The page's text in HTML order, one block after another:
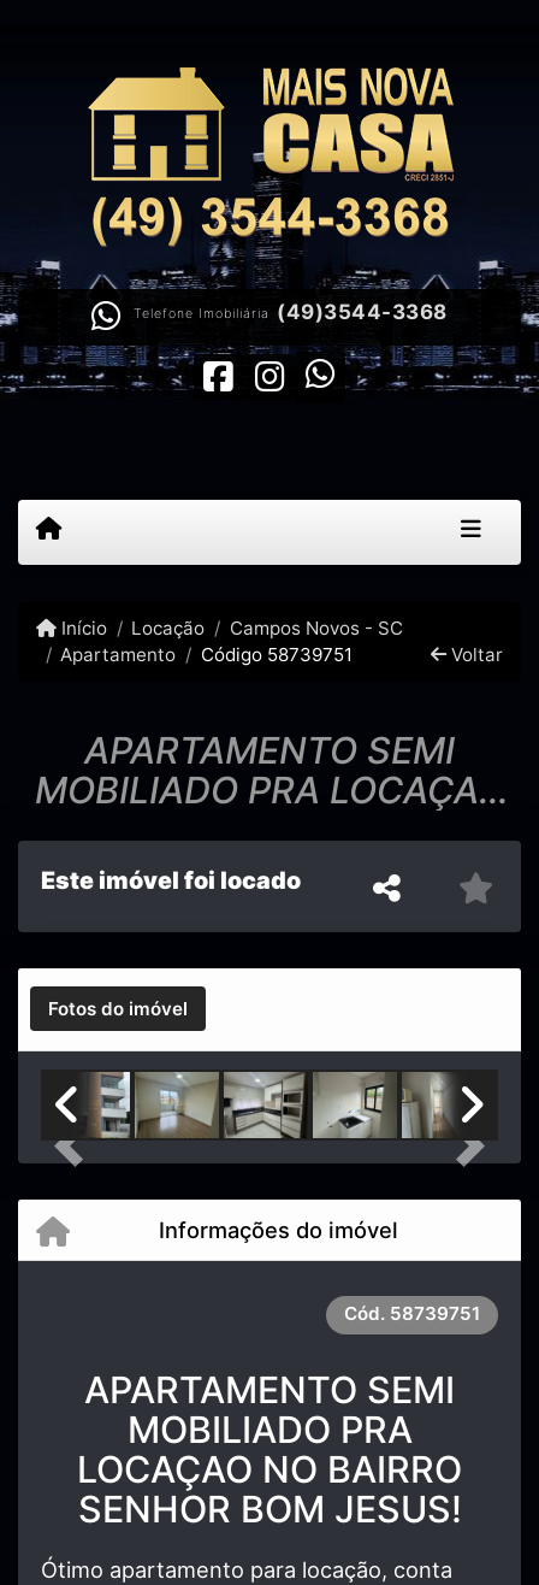
Telefone Imobiliária (49)3544-3368
Início Locação
Campos Novos - SC
Apartamento
Código 58739751 Voltar
APARTAMENTO SEMI
MOBILIADO PRA LOCAÇAO
NO BAIRRO SENHOR BOM
JESUS!
Este imóvel foi locado
Fotos do imóvel
Previous Next
Informações do imóvel
Cód. 58739751
APARTAMENTO SEMI
MOBILIADO PRA
LOCAÇAO NO BAIRRO
SENHOR BOM JESUS!
Ótimo apartamento para locação, conta